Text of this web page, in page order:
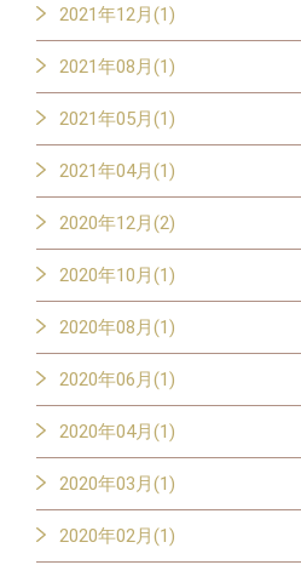
2021年12月(1)
2021年08月(1)
2021年05月(1)
2021年04月(1)
2020年12月(2)
2020年10月(1)
2020年08月(1)
2020年06月(1)
2020年04月(1)
2020年03月(1)
2020年02月(1)